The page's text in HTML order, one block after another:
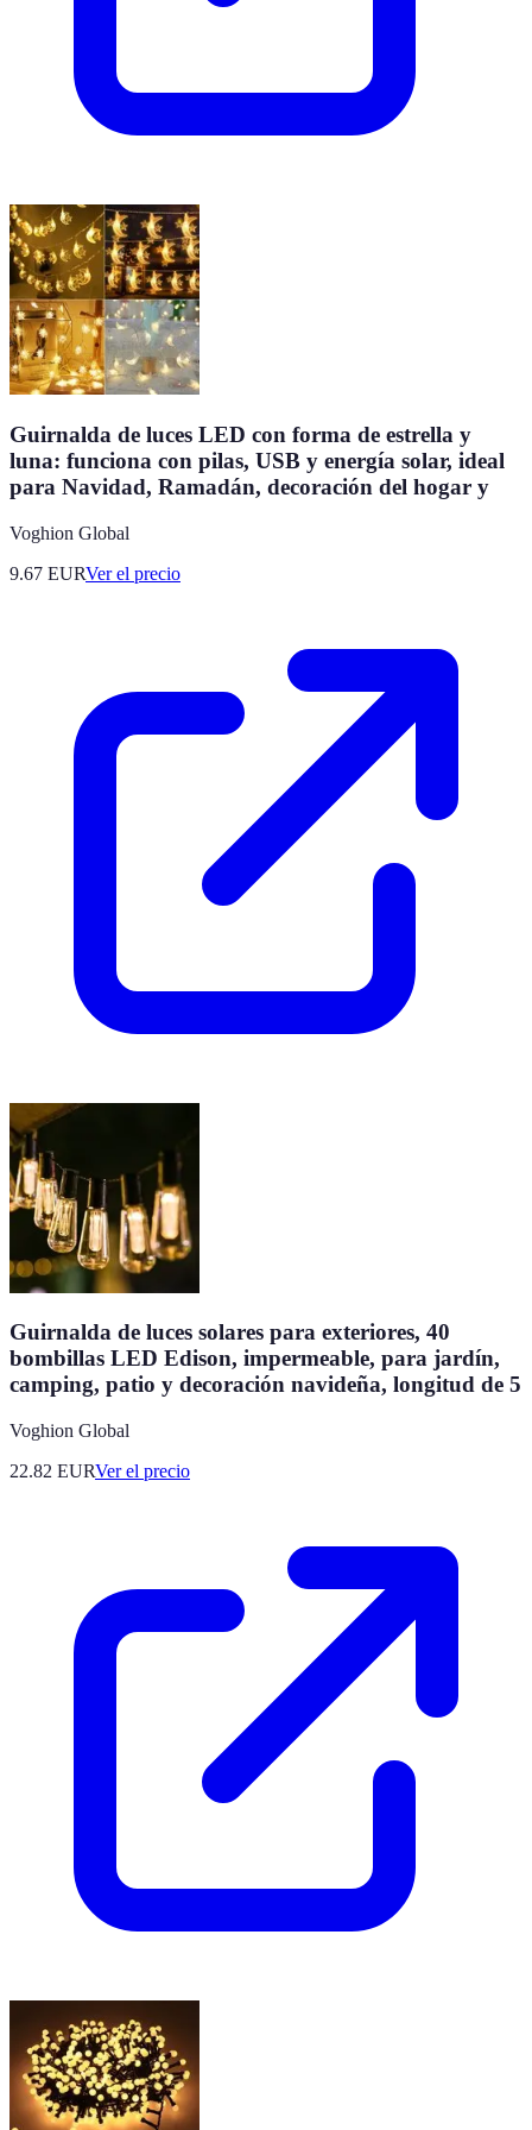
Guirnalda de luces LED con forma de estrella y
luna: funciona con pilas, USB y energía solar, ideal
para Navidad, Ramadán, decoración del hogar y
Voghion Global
9.67 EURVer el precio
Guirnalda de luces solares para exteriores, 40
bombillas LED Edison, impermeable, para jardín,
camping, patio y decoración navideña, longitud de 5
Voghion Global
22.82 EURVer el precio